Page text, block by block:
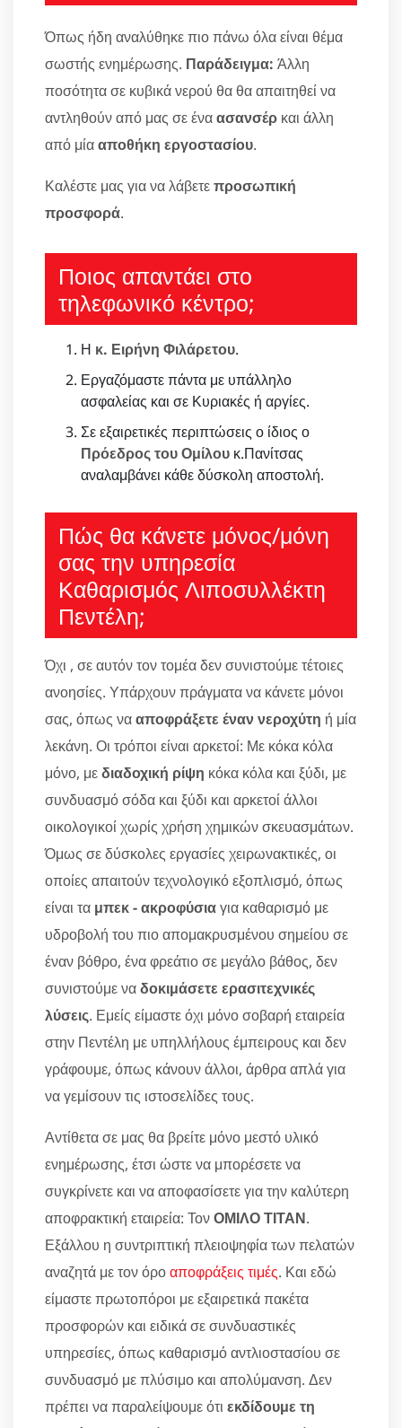
Όπως ήδη αναλύθηκε πιο πάνω όλα είναι θέμα
σωστής ενημέρωσης. Παράδειγμα: Άλλη
ποσότητα σε κυβικά νερού θα θα απαιτηθεί να
αντληθούν από μας σε έναασανσέρ και άλλη
από μίααποθήκη εργοστασίου.
Καλέστε μας για να λάβετεπροσωπική
προσφορά.
Ποιος απαντάει στο
τηλεφωνικό κέντρο;
Η κ. Ειρήνη Φιλάρετου.
Εργαζόμαστε πάντα με υπάλληλο
ασφαλείας και σε Κυριακές ή αργίες.
Σε εξαιρετικές περιπτώσεις ο ίδιος ο
Πρόεδρος του Ομίλου κ.Πανίτσας
αναλαμβάνει κάθε δύσκολη αποστολή.
Πώς θα κάνετε μόνος/μόνη
σας την υπηρεσία
Καθαρισμός Λιποσυλλέκτη
Πεντέλη;
Όχι , σε αυτόν τον τομέα δεν συνιστούμε τέτοιες
ανοησίες. Υπάρχουν πράγματα να κάνετε μόνοι
σας, όπως νααποφράξετε έναν νεροχύτη ή μία
λεκάνη. Οι τρόποι είναι αρκετοί: Με κόκα κόλα
μόνο, μεδιαδοχική ρίψη κόκα κόλα και ξύδι, με
συνδυασμό σόδα και ξύδι και αρκετοί άλλοι
οικολογικοί χωρίς χρήση χημικών σκευασμάτων.
Όμως σε δύσκολες εργασίες χειρωνακτικές, οι
οποίες απαιτούν τεχνολογικό εξοπλισμό, όπως
είναι τα μπεκ - ακροφύσιαγια καθαρισμό με
υδροβολή του πιο απομακρυσμένου σημείου σε
έναν βόθρο, ένα φρεάτιο σε μεγάλο βάθος, δεν
συνιστούμε ναδοκιμάσετε ερασιτεχνικές
λύσεις. Εμείς είμαστε όχι μόνο σοβαρή εταιρεία
στην Πεντέλη με υπηλλήλους έμπειρους και δεν
γράφουμε, όπως κάνουν άλλοι, άρθρα απλά για
να γεμίσουν τις ιστοσελίδες τους.
Αντίθετα σε μας θα βρείτε μόνο μεστό υλικό
ενημέρωσης, έτσι ώστε να μπορέσετε να
συγκρίνετε και να αποφασίσετε για την καλύτερη
αποφρακτική εταιρεία: ΤονΟΜΙΛΟ ΤΙΤΑΝ.
Εξάλλου η συντριπτική πλειοψηφία των πελατών
αναζητά με τον όροαποφράξεις τιμές. Και εδώ
είμαστε πρωτοπόροι με εξαιρετικά πακέτα
προσφορών και ειδικά σε συνδυαστικές
υπηρεσίες, όπως καθαρισμό αντλιοστασίου σε
συνδυασμό με πλύσιμο και απολύμανση. Δεν
πρέπει να παραλείψουμε ότι εκδίδουμε τη